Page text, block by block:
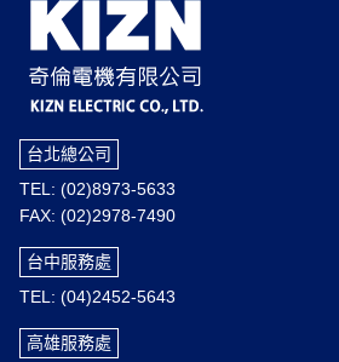
台北總公司
TEL: (02)8973-5633
FAX: (02)2978-7490
台中服務處
TEL: (04)2452-5643
高雄服務處